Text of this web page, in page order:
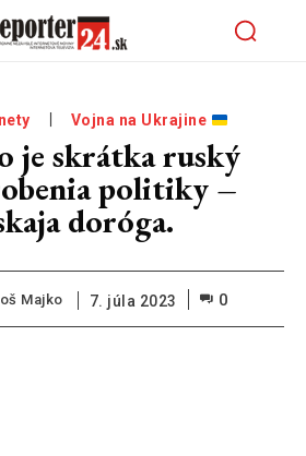
Vojna na Ukrajine
je skrátka ruský
politiky –
doróga.
Majko 7. júla 2023 0